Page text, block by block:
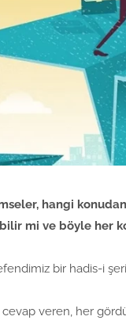
hangi
mi ve böyle her
bir hadis-i
veren, her